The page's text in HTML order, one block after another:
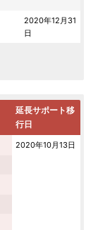
2020年12月31
日
延長サポート移
行日
2020年10月13日